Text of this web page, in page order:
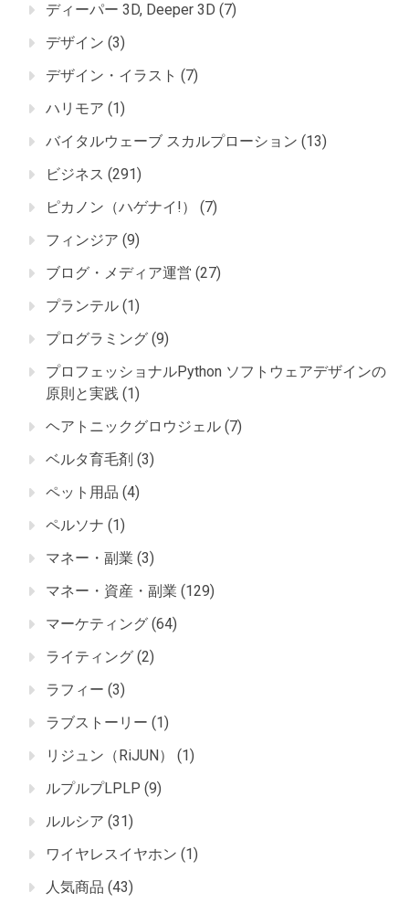
ディーパー 3D, Deeper 3D (7)
デザイン (3)
デザイン・イラスト (7)
ハリモア (1)
バイタルウェーブ スカルプローション (13)
ビジネス (291)
ピカノン（ハゲナイ!）
(7)
フィンジア (9)
ブログ・メディア運営 (27)
プランテル (1)
プログラミング (9)
プロフェッショナルPython ソフトウェアデザインの
原則と実践 (1)
ヘアトニックグロウジェル (7)
ベルタ育毛剤 (3)
ペット用品 (4)
ペルソナ (1)
マネー・副業 (3)
マネー・資産・副業 (129)
マーケティング (64)
ライティング (2)
ラフィー (3)
ラブストーリー (1)
リジュン（RiJUN）
(1)
ルプルプLPLP (9)
ルルシア (31)
ワイヤレスイヤホン (1)
人気商品 (43)